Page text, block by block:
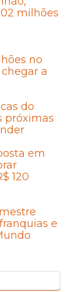
milhões
no
a
do
próximas
em
120
e